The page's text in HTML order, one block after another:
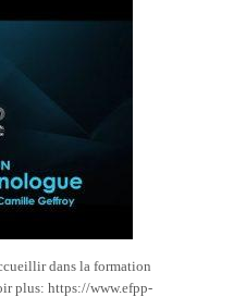
dans la formation
plus: https://www.efpp-